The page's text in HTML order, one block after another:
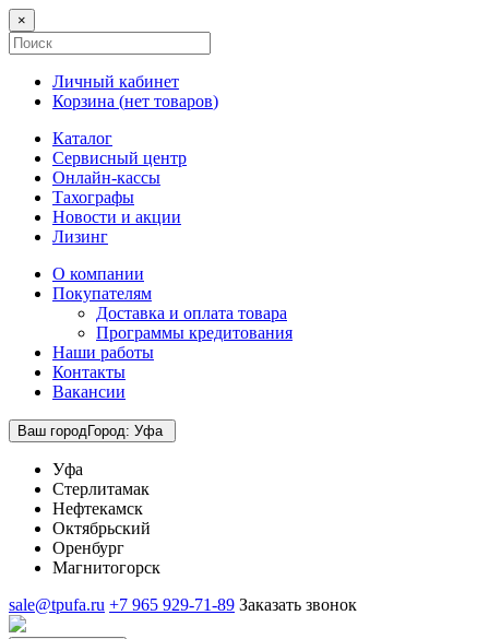
×
Личный кабинет
Корзина (нет товаров)
Каталог
Сервисный центр
Онлайн-кассы
Тахографы
Новости и акции
Лизинг
О компании
Покупателям
Доставка и оплата товара
Программы кредитования
Наши работы
Контакты
Вакансии
Ваш городГород: Уфа
Уфа
Стерлитамак
Нефтекамск
Октябрьский
Оренбург
Магнитогорск
sale@tpufa.ru +7 965 929-71-89 Заказать звонок